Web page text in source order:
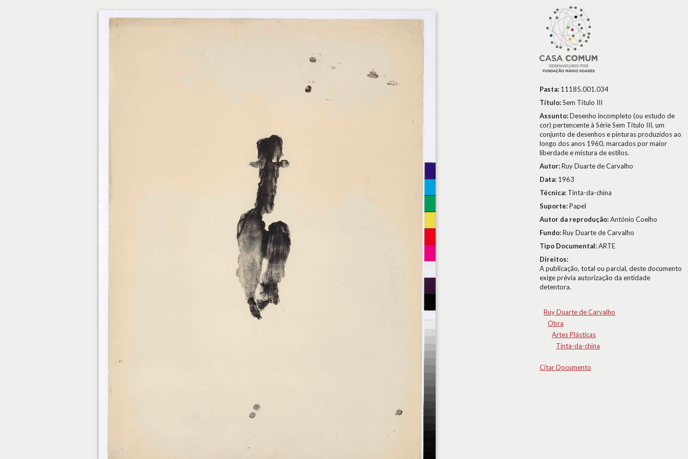
Pasta: 11185.001.034
Título:Sem Título III
Assunto:Desenho incompleto (ou estudo de
cor) pertencente à Série Sem Título III, um
conjunto de desenhos e pinturas produzidos ao
longo dos anos 1960, marcados por maior
liberdade e mistura de estilos.
Autor:Ruy Duarte de Carvalho
Data: 1963
Técnica: Tinta-da-china
Suporte:Papel
Autor da reprodução:António Coelho
Fundo:Ruy Duarte de Carvalho
Tipo Documental:ARTE
Direitos:
A publicação, total ou parcial, deste documento
exige prévia autorização da entidade
detentora.
Ruy Duarte de Carvalho
Obra
Artes Plásticas
Tinta-da-china
Citar Documento